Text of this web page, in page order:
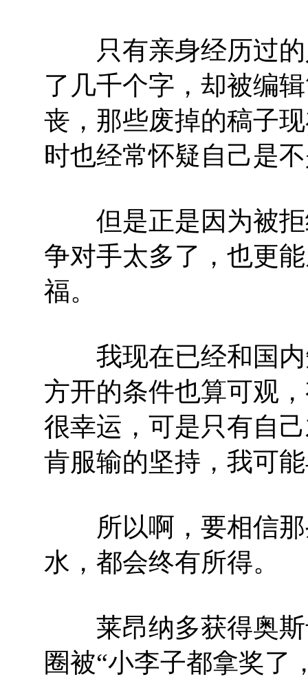
只有亲身经历过的
了几千个字，却被编
丧，那些废掉的稿子
时也经常怀疑自己是
但是正是因为被拒
争对手太多了，也更
福。
我现在已经和国内
方开的条件也算可观
很幸运，可是只有自
肯服输的坚持，我可
所以啊，要相信那
水，都会终有所得。
莱昂纳多获得奥斯
圈被“小李子都拿奖了